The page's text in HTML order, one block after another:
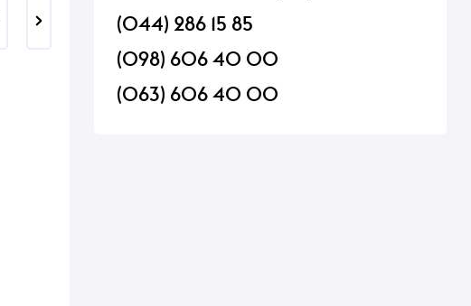
(044) 286 15 85
(098) 606 40 00
(063) 606 40 00